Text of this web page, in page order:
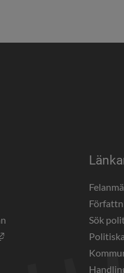
Länk till annan webbplats,
Sök